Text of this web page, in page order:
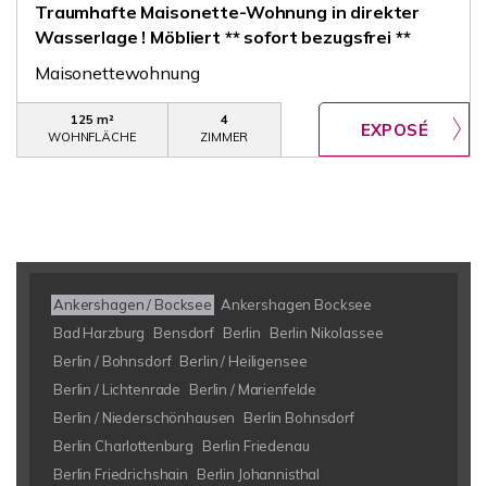
Traumhafte Maisonette-Wohnung in direkter
Wasserlage ! Möbliert ** sofort bezugsfrei **
Maisonettewohnung
125 m²
WOHNFLÄCHE
4
ZIMMER
Ankershagen / Bocksee
Ankershagen Bocksee
Bad Harzburg
Bensdorf Berlin
Berlin Nikolassee
Berlin / Bohnsdorf Berlin / Heiligensee
Berlin / Lichtenrade
Berlin / Marienfelde
Berlin / Niederschönhausen
Berlin Bohnsdorf
Berlin Charlottenburg
Berlin Friedenau
Berlin Friedrichshain
Berlin Johannisthal